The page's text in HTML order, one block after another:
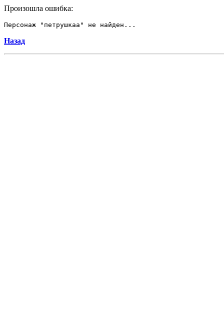
Произошла ошибка:
Персонаж "петрушкаа" не найден...
Назад